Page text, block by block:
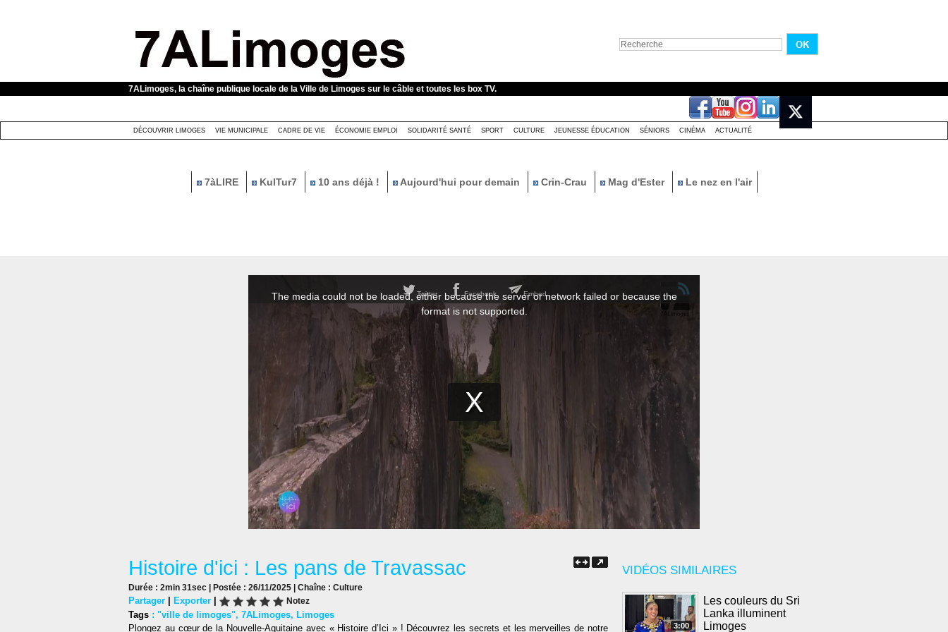
7ALimoges, la chaîne publique locale de la Ville de Limoges sur le câble et toutes les box TV.
DÉCOUVRIR LIMOGES VIE MUNICIPALE CADRE DE VIE ÉCONOMIE EMPLOI SOLIDARITÉ SANTÉ SPORT CULTURE JEUNESSE ÉDUCATION SÉNIORS CINÉMA ACTUALITÉ
7àLIRE KulTur7 10 ans déjà ! Aujourd'hui pour demain Crin-Crau Mag d'Ester Le nez en l'air
VIDÉOS SIMILAIRES
3:00
Les couleurs du Sri
Lanka illuminent
Limoges
Histoire d'ici : Les pans de Travassac
Durée : 2min 31sec | Postée : 26/11/2025 | Chaîne : Culture
Partager | Exporter | Notez
Tags : "ville de limoges", 7ALimoges, Limoges
Plongez au cœur de la Nouvelle-Aquitaine avec « Histoire d’Ici » ! Découvrez les secrets et les merveilles de notre